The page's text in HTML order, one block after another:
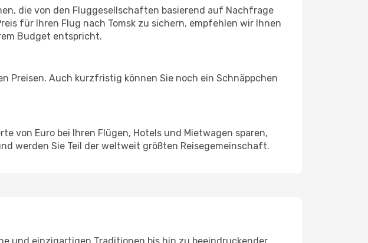
die von den Fluggesellschaften basierend auf Nachfrage
für Ihren Flug nach Tomsk zu sichern, empfehlen wir Ihnen
Budget entspricht.
Preisen. Auch kurzfristig können Sie noch ein Schnäppchen
von Euro bei Ihren Flügen, Hotels und Mietwagen sparen,
werden Sie Teil der weltweit größten Reisegemeinschaft.